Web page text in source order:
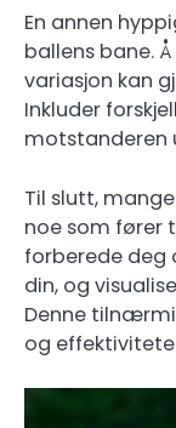
En annen
ballens bane.
variasjon kan
Inkluder
motstanderen
Til slutt,
noe som fører
forberede deg
din, og
Denne
og